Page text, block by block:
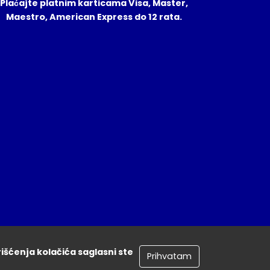
Plaćajte platnim karticama Visa, Master,
Maestro, American Express do 12 rata.
kolačića saglasni ste
Prihvatam